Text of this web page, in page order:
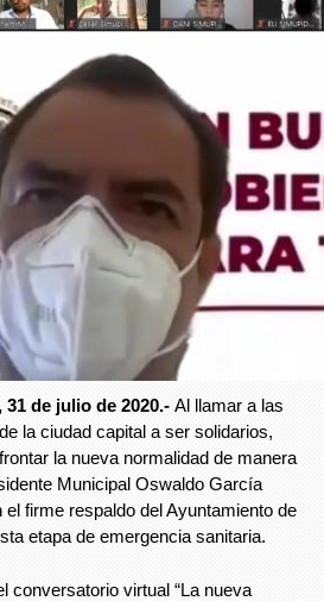
31 de julio de 2020.- Al llamar a las
la ciudad capital a ser solidarios,
la nueva normalidad de manera
Municipal Oswaldo García
firme respaldo del Ayuntamiento de
etapa de emergencia sanitaria.
conversatorio virtual “La nueva